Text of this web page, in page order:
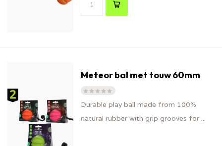
Meteor bal met touw 60mm
Durable play ball made from 100%
natural rubber with grip grooves for ...